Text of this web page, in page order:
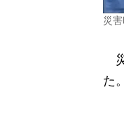
災
た。